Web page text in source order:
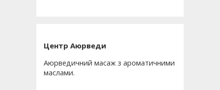
Центр Аюрведи
Аюрведичний масаж з ароматичними
маслами.